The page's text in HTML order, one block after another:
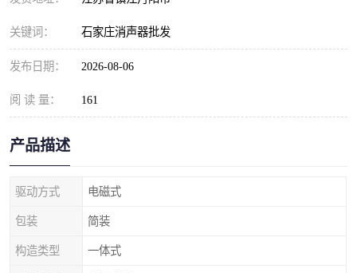
关键词： 石家庄消声器批发
发布日期： 2026-08-06
阅 读 量： 161
产品描述
驱动方式 电磁式
包装 简装
构造类型 一体式